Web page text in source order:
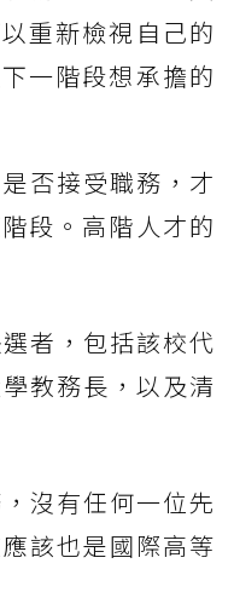
重新檢視自己的
一階段想承擔的
否接受職務，才
段。高階人才的
者，包括該校代
教務長，以及清
沒有任何一位先
該也是國際高等